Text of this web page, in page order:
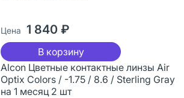
Цена 1 840 ₽
В корзину
Alcon Цветные контактные линзы Air
Optix Colors / -1.75 / 8.6 / Sterling Gray
на 1 месяц 2 шт